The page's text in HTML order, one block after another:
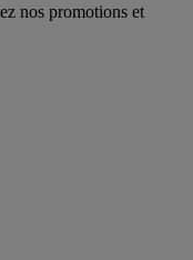
nos promotions et